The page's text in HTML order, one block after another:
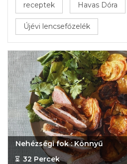
receptek Havas Dóra
Újévi lencsefőzelék
Nehézségi fok : Könnyű
32 Percek